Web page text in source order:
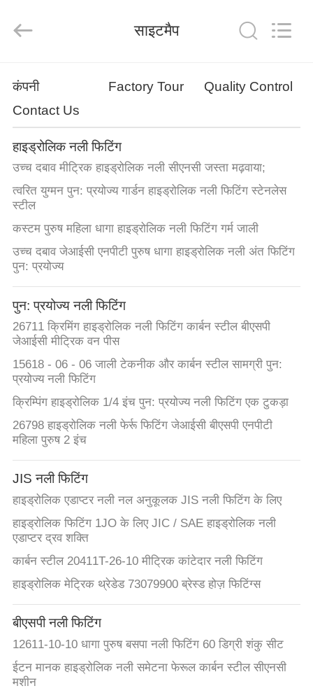
घर
उत्पादों
हमारे
बारे
कारखाना
भ्रमण
गुणवत्ता
नियंत्रण
संपर्क
करें
एक
उद्धरण
की
विनती
करे
साइटमैप
PRIVACY
POLICY
Connector
Co.,Ltd.
साइटमैप
कंपनी Factory Tour
Quality Control
Contact Us
हाइड्रोलिक नली फिटिंग
उच्च दबाव मीट्रिक हाइड्रोलिक नली सीएनसी जस्ता मढ़वाया;
त्वरित युग्मन पुन: प्रयोज्य गार्डन हाइड्रोलिक नली फिटिंग स्टेनलेस
स्टील
कस्टम पुरुष महिला धागा हाइड्रोलिक नली फिटिंग गर्म जाली
उच्च दबाव जेआईसी एनपीटी पुरुष धागा हाइड्रोलिक नली अंत फिटिंग
पुन: प्रयोज्य
पुन: प्रयोज्य नली फिटिंग
26711 क्रिमिंग हाइड्रोलिक नली फिटिंग कार्बन स्टील बीएसपी
जेआईसी मीट्रिक वन पीस
15618 - 06 - 06 जाली टेकनीक और कार्बन स्टील सामग्री पुन:
प्रयोज्य नली फिटिंग
क्रिम्पिंग हाइड्रोलिक 1/4 इंच पुन: प्रयोज्य नली फिटिंग एक टुकड़ा
26798 हाइड्रोलिक नली फेर्रू फिटिंग जेआईसी बीएसपी एनपीटी
महिला पुरुष 2 इंच
JIS नली फिटिंग
हाइड्रोलिक एडाप्टर नली नल अनुकूलक JIS नली फिटिंग के लिए
हाइड्रोलिक फिटिंग 1JO के लिए JIC / SAE हाइड्रोलिक नली
एडाप्टर द्रव शक्ति
कार्बन स्टील 20411T-26-10 मीट्रिक कांटेदार नली फिटिंग
हाइड्रोलिक मेट्रिक थ्रेडेड 73079900 ब्रेस्ड होज़ फिटिंग्स
बीएसपी नली फिटिंग
12611-10-10 धागा पुरुष बसपा नली फिटिंग 60 डिग्री शंकु सीट
ईटन मानक हाइड्रोलिक नली समेटना फेरूल कार्बन स्टील सीएनसी
मशीन